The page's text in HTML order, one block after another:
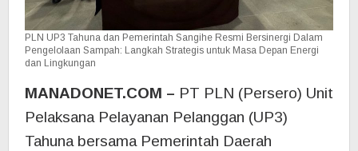
PLN UP3 Tahuna dan Pemerintah Sangihe Resmi Bersinergi Dalam
Pengelolaan Sampah: Langkah Strategis untuk Masa Depan Energi
dan Lingkungan
MANADONET.COM – PT PLN (Persero) Unit
Pelaksana Pelayanan Pelanggan (UP3)
Tahuna bersama Pemerintah Daerah